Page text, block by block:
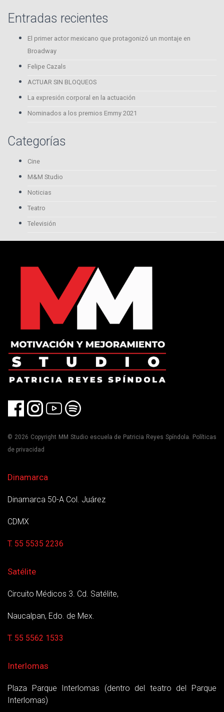
Entradas recientes
El primer actor mexicano que protagonizó un montaje en
Broadway
Felipe Cazals
ACTUAR SIN BLOQUEOS
La expresión corporal en la actuación
Nominados a los premios Emmy 2021
Categorías
Cine
M&M Studio
Noticias
Teatro
Televisión
© 2026 Copyright MM Studio escuela de Patricia Reyes Spíndola. Políticas
de privacidad
Dinamarca
Dinamarca 50-A Col. Juárez
CDMX
T. 55 5535 2236
Satélite
Circuito Médicos 3. Cd. Satélite,
Naucalpan, Edo. de Mex.
T. 55 5562 1533
Interlomas
Plaza Parque Interlomas (dentro del teatro del Parque
Interlomas)